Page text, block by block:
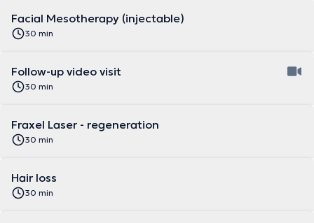
Facial Mesotherapy (injectable)
30 min
Follow-up video visit
30 min
Fraxel Laser - regeneration
30 min
Hair loss
30 min